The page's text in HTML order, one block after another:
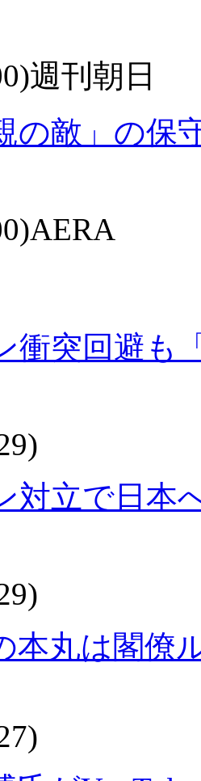
週刊朝日
の敵」の
衝突回避も
対立で日本
本丸は閣僚